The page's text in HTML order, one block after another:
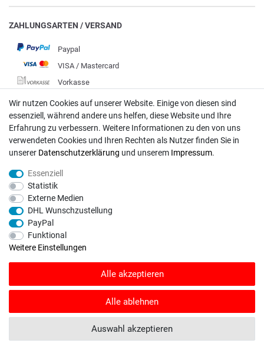
ZAHLUNGSARTEN / VERSAND
Paypal
VISA / Mastercard
Vorkasse
DHL
Deutsche Post
Bei Fragen wenden Sie sich direkt an unser Service-Team.
info@rasentraktoren-motoren.de
MA-Versand GmbH, 53925 Kall, In der Laach 1-3
SHOPVOTE Bewertungen. SHOPVOTE setzt automatische und manuelle
© Copyright 2026 | Alle Rechte vorbehalten. - Rasentraktoren-Motoren | Realisation
Wir nutzen Cookies auf unserer Website. Einige von diesen sind
essenziell, während andere uns helfen, diese Website und Ihre
Erfahrung zu verbessern. Weitere Informationen zu den von uns
verwendeten Cookies und Ihren Rechten als Nutzer finden Sie in
unserer Daten­schutz­erklärung und unserem Impressum.
Essenziell
Statistik
Externe Medien
DHL Wunschzustellung
PayPal
Funktional
Weitere Einstellungen
Alle akzeptieren
Alle ablehnen
Auswahl akzeptieren